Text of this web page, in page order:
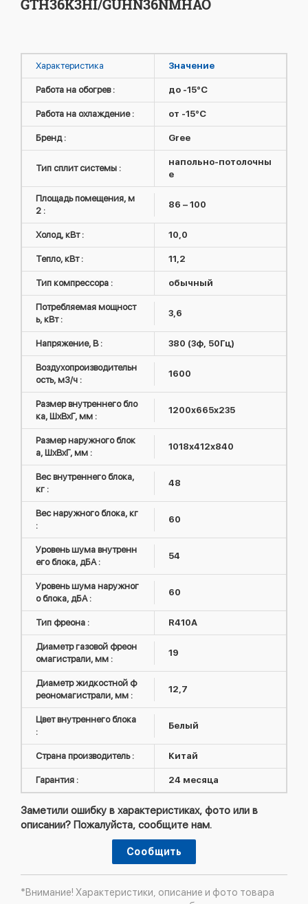
GTH36K3HI/GUHN36NMHAO
Характеристика Значение
Работа на обогрев : до -15°C
Работа на охлаждение : от -15°C
Бренд : Gree
Тип сплит системы :
напольно-потолочны
е
Площадь помещения, м
2 :
86 – 100
Холод, кВт : 10,0
Тепло, кВт : 11,2
Тип компрессора : обычный
Потребляемая мощност
ь, кВт :
3,6
Напряжение, В : 380 (3ф, 50Гц)
Воздухопроизводительн
ость, м3/ч :
1600
Размер внутреннего бло
ка, ШxВxГ, мм :
1200x665x235
Размер наружного блок
а, ШxВxГ, мм :
1018х412х840
Вес внутреннего блока,
кг :
48
Вес наружного блока, кг
:
60
Уровень шума внутренн
его блока, дБА :
54
Уровень шума наружног
о блока, дБА :
60
Тип фреона : R410А
Диаметр газовой фреон
омагистрали, мм :
19
Диаметр жидкостной ф
реономагистрали, мм :
12,7
Цвет внутреннего блока
:
Белый
Страна производитель : Китай
Гарантия : 24 месяца
Заметили ошибку в характеристиках, фото или в
описании? Пожалуйста, сообщите нам.
Сообщить
*Внимание! Характеристики, описание и фото товара